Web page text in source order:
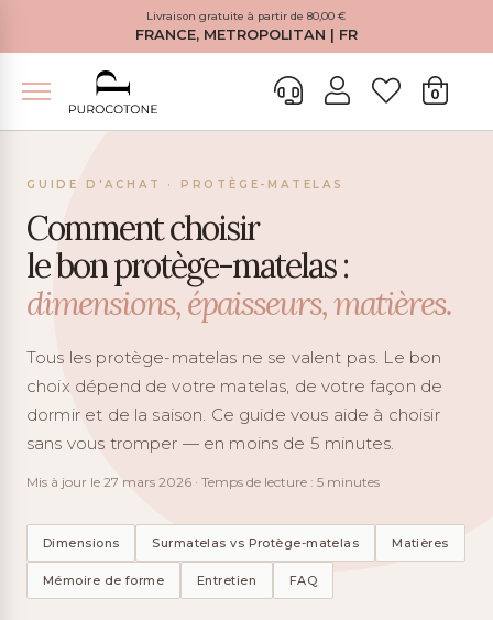
Livraison gratuite à partir de 80,00 €
FRANCE, METROPOLITAN | FR
0
GUIDE D'ACHAT · PROTÈGE-MATELAS
Comment choisir
le bon protège-matelas :
dimensions, épaisseurs, matières.
Tous les protège-matelas ne se valent pas. Le bon
choix dépend de votre matelas, de votre façon de
dormir et de la saison. Ce guide vous aide à choisir
sans vous tromper — en moins de 5 minutes.
Mis à jour le 27 mars 2026 · Temps de lecture : 5 minutes
Dimensions Surmatelas vs Protège-matelas Matières
Mémoire de forme Entretien FAQ